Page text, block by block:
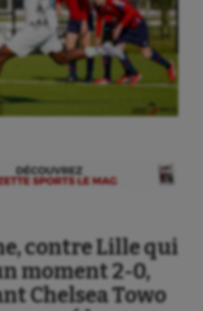
contre Lille qui
moment 2-0,
Chelsea Towo